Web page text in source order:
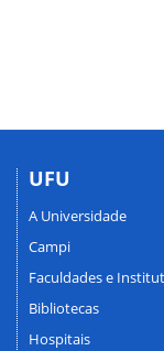
UFU
A Universidade
Campi
Faculdades e
Bibliotecas
Hospitais